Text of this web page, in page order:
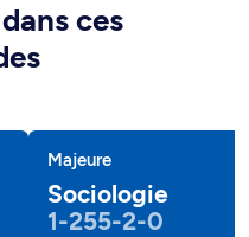
ces
Majeure
Sociologie
1-255-2-0